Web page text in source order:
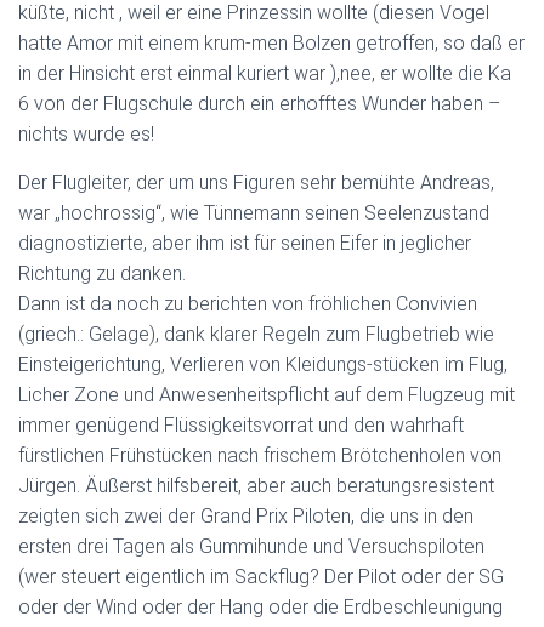
küßte, nicht , weil er eine Prinzessin wollte (diesen Vogel
hatte Amor mit einem krum-men Bolzen getroffen, so daß er
in der Hinsicht erst einmal kuriert war ),nee, er wollte die Ka
6 von der Flugschule durch ein erhofftes Wunder haben –
nichts wurde es!
Der Flugleiter, der um uns Figuren sehr bemühte Andreas,
war „hochrossig“, wie Tünnemann seinen Seelenzustand
diagnostizierte, aber ihm ist für seinen Eifer in jeglicher
Richtung zu danken.
Dann ist da noch zu berichten von fröhlichen Convivien
(griech.: Gelage), dank klarer Regeln zum Flugbetrieb wie
Einsteigerichtung, Verlieren von Kleidungs-stücken im Flug,
Licher Zone und Anwesenheitspflicht auf dem Flugzeug mit
immer genügend Flüssigkeitsvorrat und den wahrhaft
fürstlichen Frühstücken nach frischem Brötchenholen von
Jürgen. Äußerst hilfsbereit, aber auch beratungsresistent
zeigten sich zwei der Grand Prix Piloten, die uns in den
ersten drei Tagen als Gummihunde und Versuchspiloten
(wer steuert eigentlich im Sackflug? Der Pilot oder der SG
oder der Wind oder der Hang oder die Erdbeschleunigung